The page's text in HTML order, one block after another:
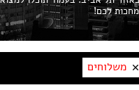
משלוחים